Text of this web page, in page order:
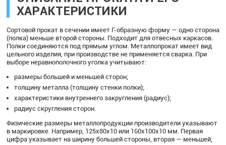
ХАРАКТЕРИСТИКИ
Сортовой прокат в сечении имеет Г-образную форму — одно сторона
(полка) меньше второй стороны. Подходит для отвесных каркасов.
Полки соединяются под прямым углом. Металлопрокат имеет вид
цельного изделия, при производстве не применяется сварка. При
выборе неравнополочного уголка учитывают:
размеры большей и меньшей сторон;
толщину металла (толщину стенки полки);
характеристики внутреннего закругления (радиус);
радиус скругления сторон.
Физические размеры металлопродукции производители указывают
в маркировке. Например, 125х80х10 или 160х100х10 мм. Первая
цифра указывает на ширину большей стороны, вторая — меньшей,